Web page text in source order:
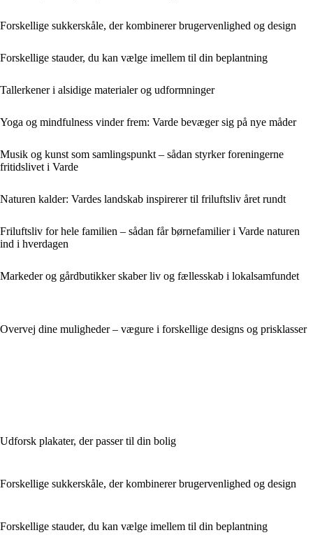
Forskellige sukkerskåle, der kombinerer brugervenlighed og design
Forskellige stauder, du kan vælge imellem til din beplantning
Tallerkener i alsidige materialer og udformninger
Yoga og mindfulness vinder frem: Varde bevæger sig på nye måder
Musik og kunst som samlingspunkt – sådan styrker foreningerne
fritidslivet i Varde
Naturen kalder: Vardes landskab inspirerer til friluftsliv året rundt
Friluftsliv for hele familien – sådan får børnefamilier i Varde naturen
ind i hverdagen
Markeder og gårdbutikker skaber liv og fællesskab i lokalsamfundet
Overvej dine muligheder – vægure i forskellige designs og prisklasser
Udforsk plakater, der passer til din bolig
Forskellige sukkerskåle, der kombinerer brugervenlighed og design
Forskellige stauder, du kan vælge imellem til din beplantning